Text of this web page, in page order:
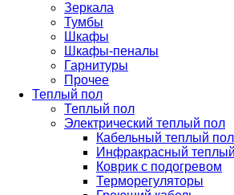
Зеркала
Тумбы
Шкафы
Шкафы-пеналы
Гарнитуры
Прочее
Теплый пол
Теплый пол
Электрический теплый пол
Кабельный теплый пол
Инфракрасный
Коврик с подогревом
Терморегуляторы